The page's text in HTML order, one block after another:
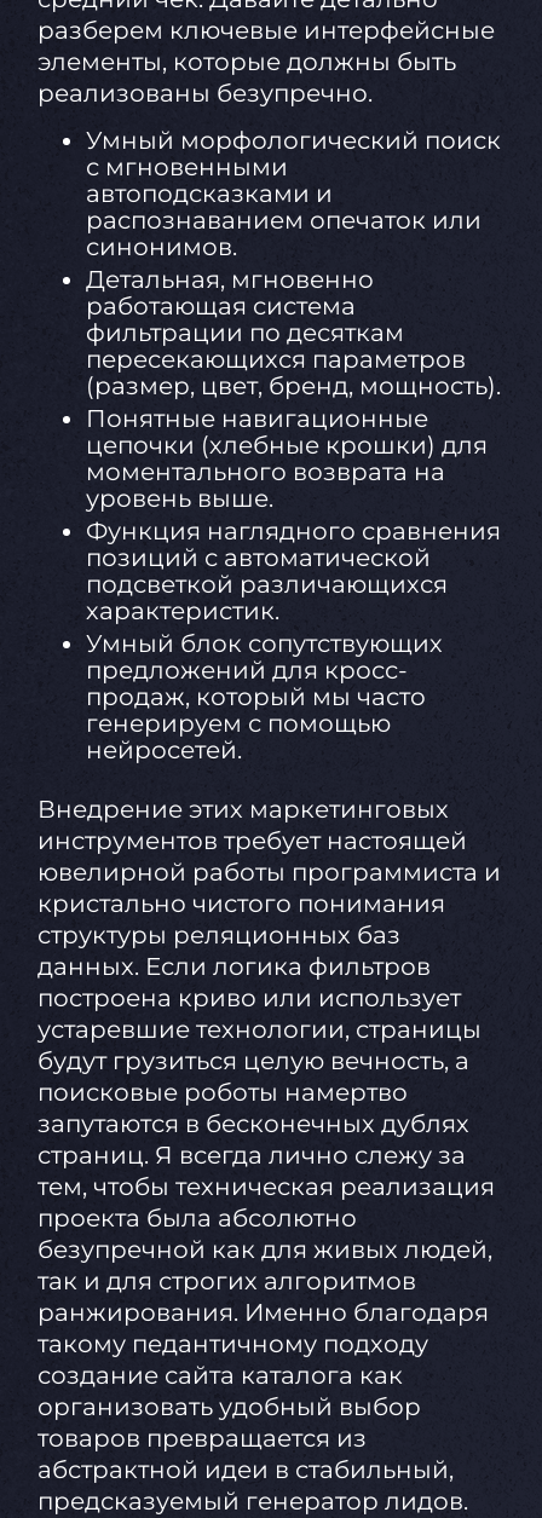
разберем ключевые интерфейсные
элементы, которые должны быть
реализованы безупречно.
Умный морфологический поиск
с мгновенными
автоподсказками и
распознаванием опечаток или
синонимов.
Детальная, мгновенно
работающая система
фильтрации по десяткам
пересекающихся параметров
(размер, цвет, бренд, мощность).
Понятные навигационные
цепочки (хлебные крошки) для
моментального возврата на
уровень выше.
Функция наглядного сравнения
позиций с автоматической
подсветкой различающихся
характеристик.
Умный блок сопутствующих
предложений для кросс-
продаж, который мы часто
генерируем с помощью
нейросетей.
Внедрение этих маркетинговых
инструментов требует настоящей
ювелирной работы программиста и
кристально чистого понимания
структуры реляционных баз
данных. Если логика фильтров
построена криво или использует
устаревшие технологии, страницы
будут грузиться целую вечность, а
поисковые роботы намертво
запутаются в бесконечных дублях
страниц. Я всегда лично слежу за
тем, чтобы техническая реализация
проекта была абсолютно
безупречной как для живых людей,
так и для строгих алгоритмов
ранжирования. Именно благодаря
такому педантичному подходу
создание сайта каталога как
организовать удобный выбор
товаров превращается из
абстрактной идеи в стабильный,
предсказуемый генератор лидов.